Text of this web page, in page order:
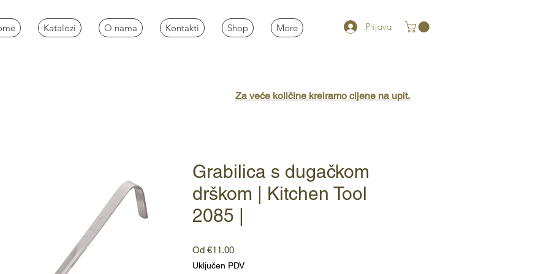
Katalozi O nama Kontakti Shop More Prijava
Grabilica s dugačkom
drškom | Kitchen Tool
2085 |
Od €11.00Cijena
s
popustom
Uključen PDV
Za veće količine kreiramo cijene na upit.